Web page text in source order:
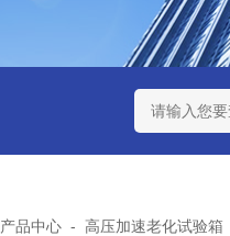
SH-160广皓天新国标温湿
产品中心 -高压加速老化试验箱